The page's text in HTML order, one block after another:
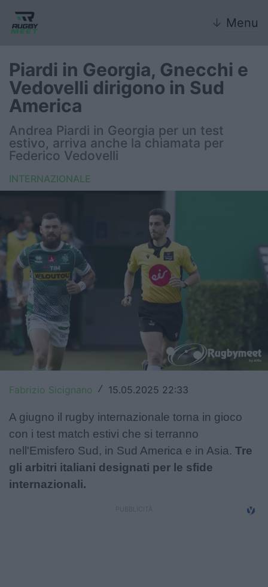
↓ Menu
Nazionale
Nazionali giovanili
Rugby Sevens
FIR
6 Nazioni
United Rugby Championship
Top14
Premiership
Champions Cup
Challenge Cup
World Rugby
Rugby World Cup
Super Rugby
Rugby in TV
Piardi in Georgia, Gnecchi e
Vedovelli dirigono in Sud
America
Andrea Piardi in Georgia per un test
estivo, arriva anche la chiamata per
Federico Vedovelli
INTERNAZIONALE
Fabrizio Sicignano / 15.05.2025 22:33
A giugno il rugby internazionale torna in gioco
con i test match estivi che si terranno
nell'Emisfero Sud, in Sud America e in Asia. Tre
gli arbitri italiani designati per le sfide
internazionali.